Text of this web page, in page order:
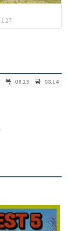
127
목 08.13 금 08.14